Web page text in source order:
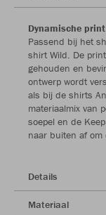
Dynamische
Passend bij het
shirt Wild. De
gehouden en
ontwerp wordt
als bij de shirts
materiaalmix van
soepel en de
naar buiten af om
Details
Materiaal